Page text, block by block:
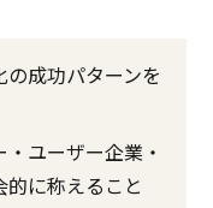
成功パターンを
ユーザー企業・
に称えること